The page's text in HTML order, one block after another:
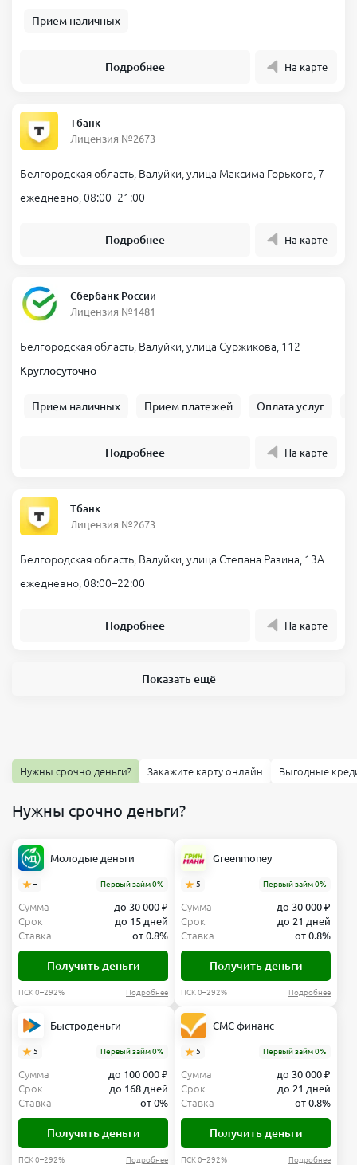
Прием наличных
Подробнее На карте
Тбанк
Лицензия №2673
Белгородская область, Валуйки, улица Максима Горького, 7
ежедневно, 08:00–21:00
Подробнее На карте
Сбербанк России
Лицензия №1481
Белгородская область, Валуйки, улица Суржикова, 112
Круглосуточно
Прием наличных Прием платежей Оплата услуг
Подробнее На карте
Тбанк
Лицензия №2673
Белгородская область, Валуйки, улица Степана Разина, 13А
ежедневно, 08:00–22:00
Подробнее На карте
Показать ещё
Нужны срочно деньги? Закажите карту онлайн Выгодные
Нужны срочно деньги?
Молодые деньги
– Первый займ 0%
Сумма
до 30 000 ₽
Срок
до 15 дней
Ставка
от 0.8%
Получить деньги
ПСК 0–292% Подробнее
Greenmoney
5 Первый займ 0%
Сумма
до 30 000 ₽
Срок
до 21 дней
Ставка
от 0.8%
Получить деньги
ПСК 0–292% Подробнее
Быстроденьги
5 Первый займ 0%
Сумма
до 100 000 ₽
Срок
до 168 дней
Ставка
от 0%
Получить деньги
ПСК 0–292% Подробнее
СМС финанс
5 Первый займ 0%
Сумма
до 30 000 ₽
Срок
до 21 дней
Ставка
от 0.8%
Получить деньги
ПСК 0–292% Подробнее